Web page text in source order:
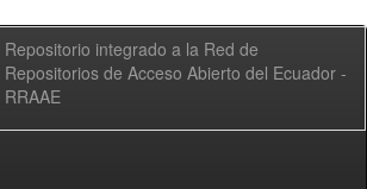
Repositorio integrado a la Red de
Repositorios de Acceso Abierto del Ecuador -
RRAAE